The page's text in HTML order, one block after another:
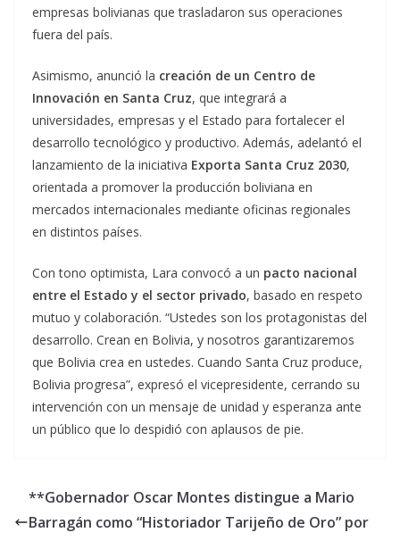
empresas bolivianas que trasladaron sus operaciones
fuera del país.
Asimismo, anunció la creación de un Centro de
Innovación en Santa Cruz, que integrará a
universidades, empresas y el Estado para fortalecer el
desarrollo tecnológico y productivo. Además, adelantó el
lanzamiento de la iniciativa Exporta Santa Cruz 2030,
orientada a promover la producción boliviana en
mercados internacionales mediante oficinas regionales
en distintos países.
Con tono optimista, Lara convocó a un pacto nacional
entre el Estado y el sector privado, basado en respeto
mutuo y colaboración. “Ustedes son los protagonistas del
desarrollo. Crean en Bolivia, y nosotros garantizaremos
que Bolivia crea en ustedes. Cuando Santa Cruz produce,
Bolivia progresa”, expresó el vicepresidente, cerrando su
intervención con un mensaje de unidad y esperanza ante
un público que lo despidió con aplausos de pie.
**Gobernador Oscar Montes distingue a Mario
Barragán como “Historiador Tarijeño de Oro” por